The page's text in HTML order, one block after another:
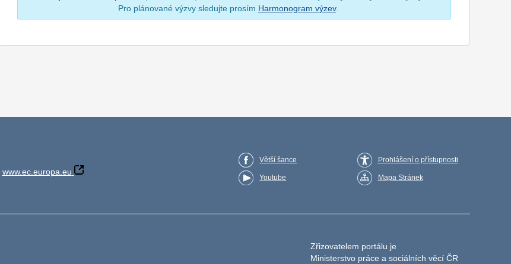
Pro plánované výzvy sledujte prosím Harmonogram výzev.
www.ec.europa.eu
Větší šance
Youtube
Prohlášení o přístupnosti
Mapa Stránek
Zřizovatelem portálu je
Ministerstvo práce a sociálních věcí ČR